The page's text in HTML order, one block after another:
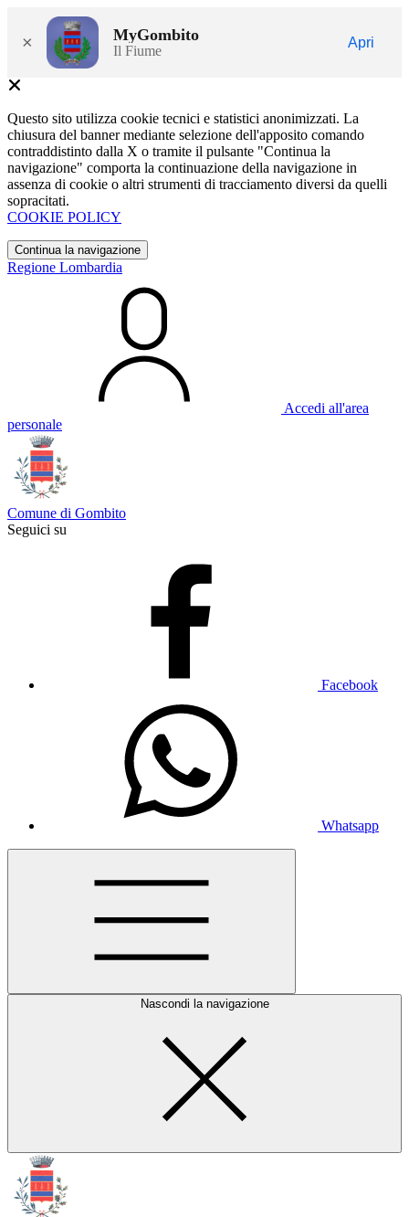
× MyGombito
Il Fiume
Apri
Questo sito utilizza cookie tecnici e statistici anonimizzati. La
chiusura del banner mediante selezione dell'apposito comando
contraddistinto dalla X o tramite il pulsante "Continua la
navigazione" comporta la continuazione della navigazione in
assenza di cookie o altri strumenti di tracciamento diversi da quelli
sopracitati.
COOKIE POLICY
Continua la navigazione
Regione Lombardia
Accedi all'area
personale
Comune di Gombito
Seguici su
Facebook
Whatsapp
Nascondi la navigazione